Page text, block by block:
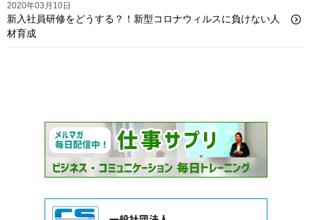
2020年03月10日
新入社員研修をどうする？！新型コロナウィルスに負けない人
材育成